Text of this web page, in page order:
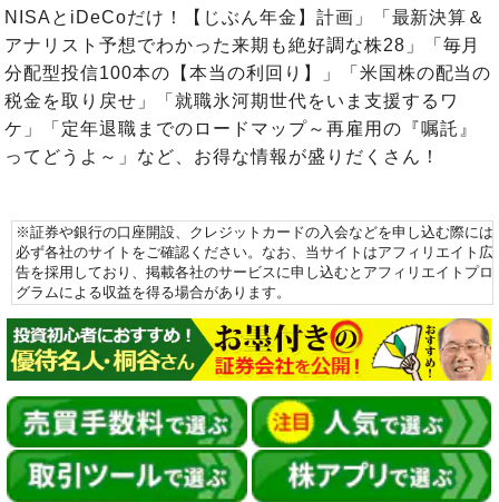
NISAとiDeCoだけ！【じぶん年金】計画」「最新決算＆
アナリスト予想でわかった来期も絶好調な株28」「毎月
分配型投信100本の【本当の利回り】」「米国株の配当の
税金を取り戻せ」「就職氷河期世代をいま支援するワ
ケ」「定年退職までのロードマップ～再雇用の『嘱託』
ってどうよ～」など、お得な情報が盛りだくさん！
※証券や銀行の口座開設、クレジットカードの入会などを申し込む際には
必ず各社のサイトをご確認ください。なお、当サイトはアフィリエイト広
告を採用しており、掲載各社のサービスに申し込むとアフィリエイトプロ
グラムによる収益を得る場合があります。